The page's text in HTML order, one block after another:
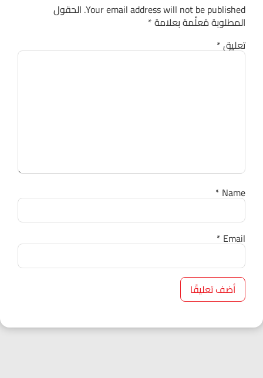
Your email address will not be published. الحقول
المطلوبة مُعلَّمة بعلامة*
تعليق*
Name
*
Email
*